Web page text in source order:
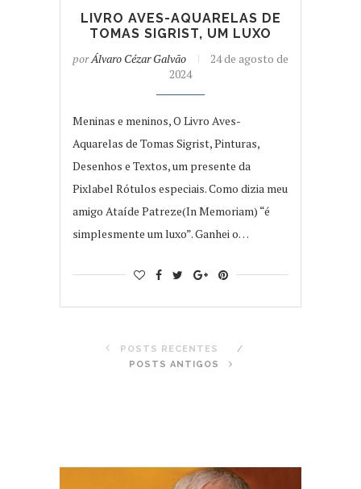
LIVRO AVES-AQUARELAS DE
TOMAS SIGRIST, UM LUXO
porÁlvaro Cézar Galvão
24 de agosto de
2024
Meninas e meninos, O Livro Aves-
Aquarelas de Tomas Sigrist, Pinturas,
Desenhos e Textos, um presente da
Pixlabel Rótulos especiais. Como dizia meu
amigo Ataíde Patreze(In Memoriam) “é
simplesmente um luxo”. Ganhei o…
POSTS RECENTES
POSTS ANTIGOS